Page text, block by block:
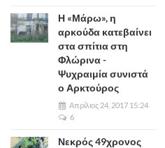
Η «Μάρω», η
αρκούδα κατεβαίνει
στα σπίτια στη
Φλώρινα -
Ψυχραιμία συνιστά
ο Αρκτούρος
Απρίλιος 24, 2017 15:24
6
Νεκρός 49χρονος